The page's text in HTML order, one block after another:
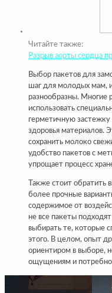
Читайте также:
Разрыв аорты сердца
Выбор пакетов для
шаг для молодых мам,
разнообразны.
использовать
герметичную застежку
здоровья материалов.
сохранить молоко
удобство пакетов с
упрощает процесс
Также стоит обратить
более прочные
содержимое от
не все пакеты
выбирать те, которые
этого. В целом, опыт
ориентиром в выборе,
ощущениям и